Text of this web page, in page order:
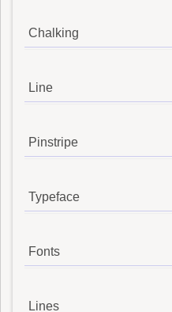
Chalking
Line
Pinstripe
Typeface
Fonts
Lines